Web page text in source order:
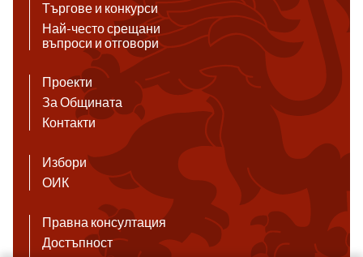
Търгове и конкурси
Най-често срещани
въпроси и отговори
Проекти
За Общината
Контакти
Избори
ОИК
Правна консултация
Достъпност